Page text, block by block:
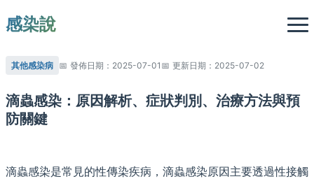
感染說
其他感染病 發佈日期：2025-07-01 更新日期：2025-07-02
滴蟲感染：原因解析、症狀判別、治療方法與預
防關鍵
滴蟲感染是常見的性傳染疾病，滴蟲感染原因主要透過性接觸